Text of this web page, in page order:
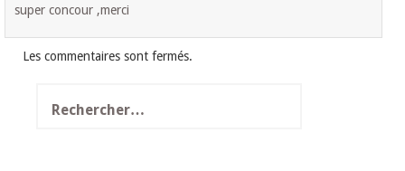
super concour ,merci
Les commentaires sont fermés.